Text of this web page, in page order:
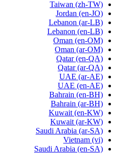
Taiwan (zh-TW)
Jordan (en-JO)
Lebanon (ar-LB)
Lebanon (en-LB)
Oman (en-OM)
Oman (ar-OM)
Qatar (en-QA)
Qatar (ar-QA)
UAE (ar-AE)
UAE (en-AE)
Bahrain (en-BH)
Bahrain (ar-BH)
Kuwait (en-KW)
Kuwait (ar-KW)
Saudi Arabia (ar-SA)
Vietnam (vi)
Saudi Arabia (en-SA)